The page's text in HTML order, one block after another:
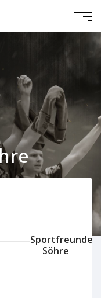
Sportfreunde
Söhre